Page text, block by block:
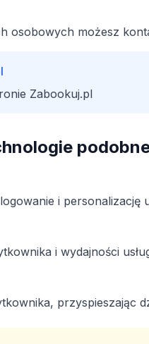
osobowych możesz
Zabookuj.pl
i personalizację
i wydajności
przyspieszając